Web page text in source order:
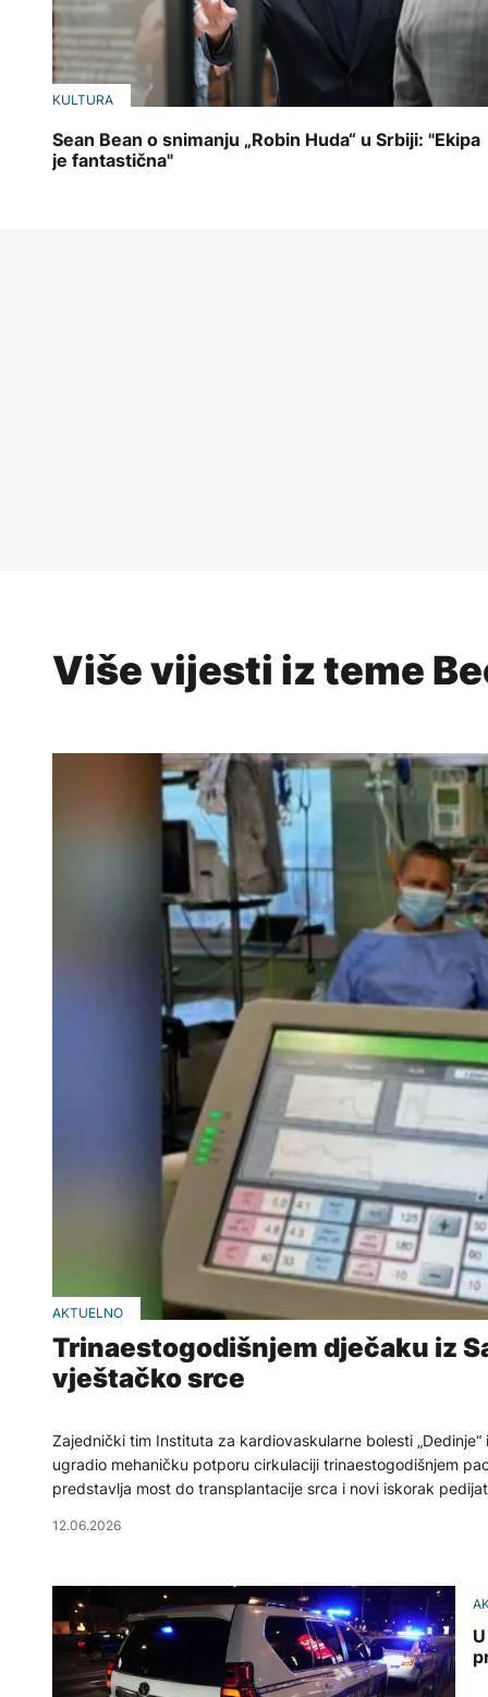
KULTURA
Sean Bean o snimanju „Robin Huda“ u Srbiji: "Ekipa
je fantastična"
Više vijesti iz teme
AKTUELNO
Trinaestogodišnjem dječaku iz
vještačko srce
Zajednički tim Instituta za kardiovaskularne bolesti
ugradio mehaničku potporu cirkulaciji trinaestogodišnjem
predstavlja most do transplantacije srca i novi iskorak
12.06.2026